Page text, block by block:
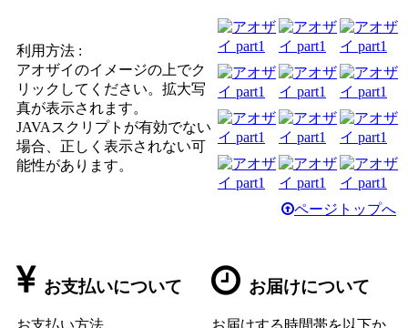
利用方法 :
アオザイのイメージの上でク
リックしてください。拡大写
真が表示されます。
JAVAスクリプトが有効でない
場合、正しく表示されない可
能性があります。
ページトップへ
お支払いについて
お支払い方法
お届けについて
お届けする時間帯を以下か